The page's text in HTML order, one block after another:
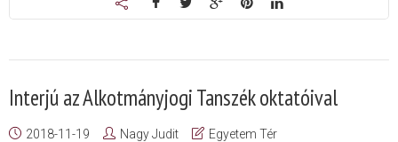
Interjú az Alkotmányjogi Tanszék oktatóival
2018-11-19 Nagy Judit
Egyetem Tér